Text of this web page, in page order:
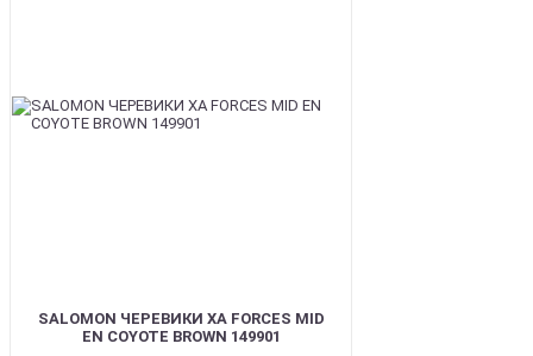
SALOMON ЧЕРЕВИКИ XA FORCES MID
EN COYOTE BROWN 149901